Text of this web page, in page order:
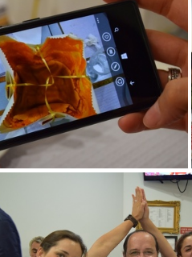
DSC 0095-680x1024
DSC 0115-1024x683